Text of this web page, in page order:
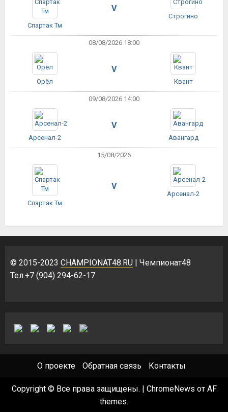
Спартак Тм
V
Строгино
08/08/2026 18:00
Орёл
V
Квант
09/08/2026 14:00
Арсенал-2
V
Авангард
15/08/2026
Спартак Тм
V
Арсенал-2
© 2015-2023 CHAMPIONAT48.RU | Чемпионат48
Тел.+7 (904) 294-62-17
О проекте Обратная связь Контакты
Copyright © Все права защищены. ChromeNews от AF
themes.